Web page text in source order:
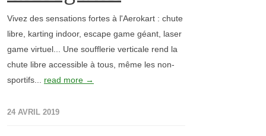
Vivez des sensations fortes à l'Aerokart : chute
libre, karting indoor, escape game géant, laser
game virtuel... Une soufflerie verticale rend la
chute libre accessible à tous, même les non-
sportifs... read more →
24 AVRIL 2019